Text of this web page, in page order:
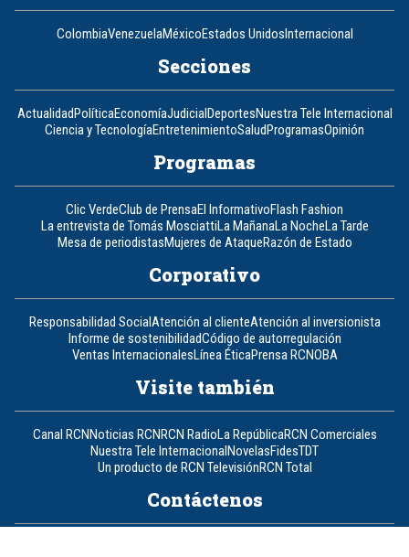
ColombiaVenezuelaMéxicoEstados UnidosInternacional
Secciones
ActualidadPolíticaEconomíaJudicialDeportesNuestra Tele Internacional
Ciencia y TecnologíaEntretenimientoSaludProgramasOpinión
Programas
Clic VerdeClub de PrensaEl InformativoFlash Fashion
La entrevista de Tomás MosciattiLa MañanaLa NocheLa Tarde
Mesa de periodistasMujeres de AtaqueRazón de Estado
Corporativo
Responsabilidad SocialAtención al clienteAtención al inversionista
Informe de sostenibilidadCódigo de autorregulación
Ventas InternacionalesLínea ÉticaPrensa RCNOBA
Visite también
Canal RCNNoticias RCNRCN RadioLa RepúblicaRCN Comerciales
Nuestra Tele InternacionalNovelasFidesTDT
Un producto de RCN TelevisiónRCN Total
Contáctenos